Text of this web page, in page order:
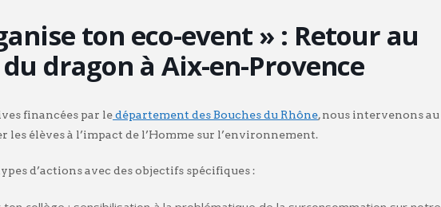
ton eco-event » : Retour au
dragon à Aix-en-Provence
financées par ledépartement des Bouches du Rhône, nous intervenons au
les élèves à l’impact de l’Homme sur l’environnement.
d’actions avec des objectifs spécifiques :